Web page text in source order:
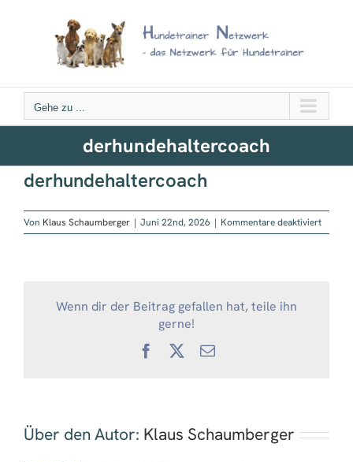
Gehe zu ...
derhundehaltercoach
derhundehaltercoach
Von Klaus Schaumberger | Juni 22nd, 2026 | Kommentare deaktiviertfür
Wenn dir der Beitrag gefallen hat, teile ihn
gerne!
Facebook
X
E-
Über den Autor: Klaus Schaumberger